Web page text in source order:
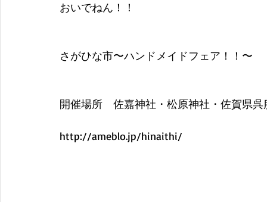
おいでねん！！
さがひな市〜ハンドメイドフェア！！〜
開催場所　佐嘉神社・松原神社・佐賀県
http://ameblo.jp/hinaithi/